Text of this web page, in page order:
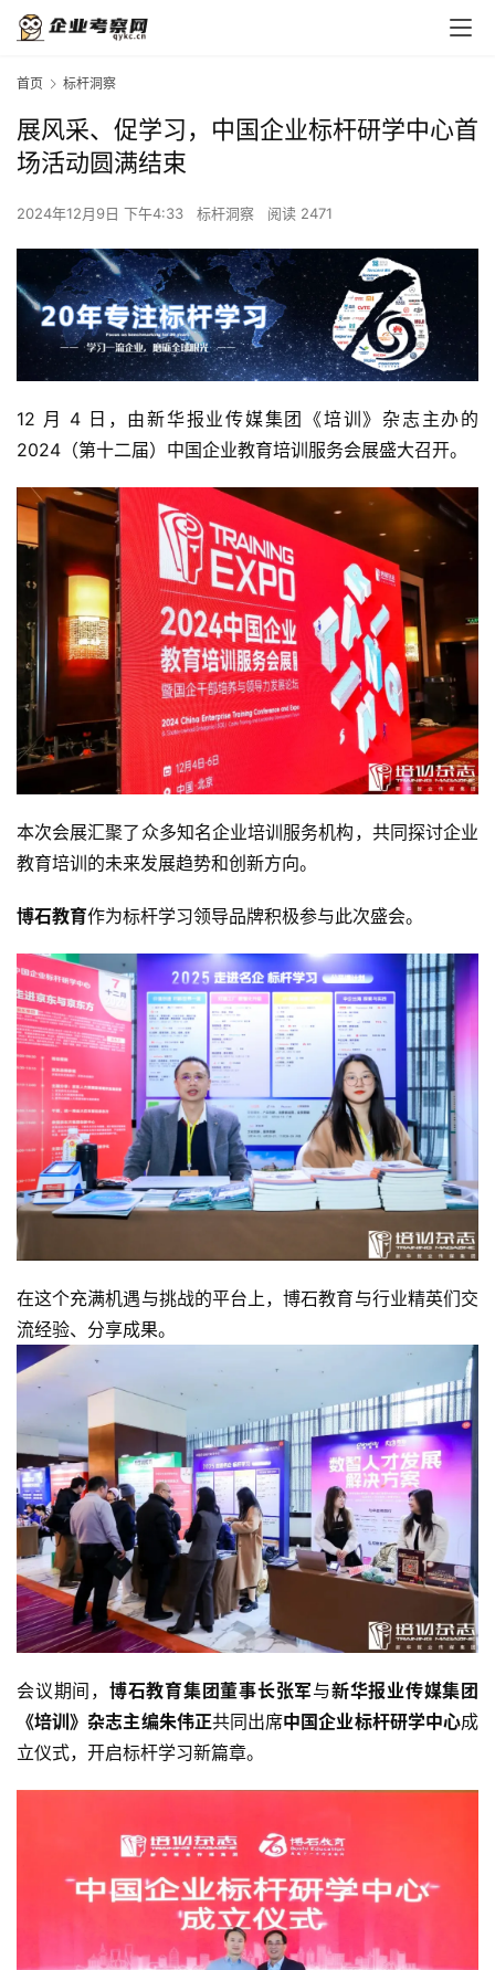
首页 标杆洞察
展风采、促学习，中国企业标杆研学中心首
场活动圆满结束
2024年12月9日 下午4:33 标杆洞察 阅读 2471
12 月 4 日，由新华报业传媒集团《培训》杂志主办的
2024（第十二届）中国企业教育培训服务会展盛大召开。
本次会展汇聚了众多知名企业培训服务机构，共同探讨企业
教育培训的未来发展趋势和创新方向。
博石教育作为标杆学习领导品牌积极参与此次盛会。
在这个充满机遇与挑战的平台上，博石教育与行业精英们交
流经验、分享成果。
会议期间， 博石教育集团董事长张军与新华报业传媒集团
《培训》杂志主编朱伟正共同出席中国企业标杆研学中心成
立仪式，开启标杆学习新篇章。